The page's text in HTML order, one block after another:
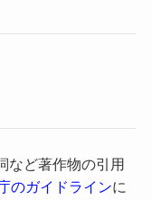
など著作物の引用
のガイドラインに